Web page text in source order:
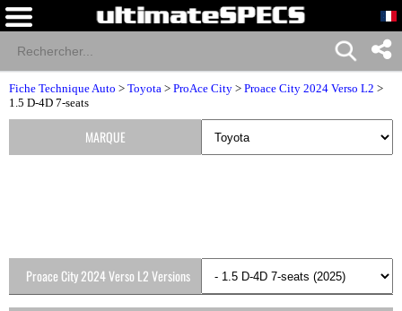
Fiche Technique Auto > Toyota > ProAce City > Proace City 2024 Verso L2 >
1.5 D-4D 7-seats
MARQUE
Proace City 2024 Verso L2 Versions